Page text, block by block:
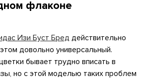
флаконе
Изи Буст Бред действительно
довольно универсальный.
бывает трудно вписать в
но с этой моделью таких проблем